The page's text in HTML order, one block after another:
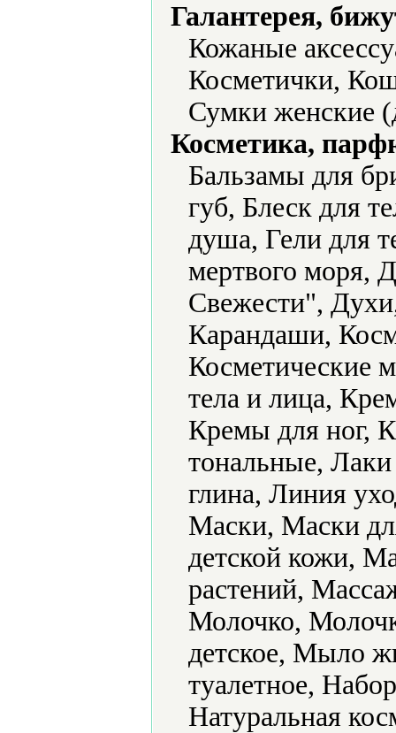
Галантерея,
Кожаные
Косметички,
Сумки женские
Косметика,
Бальзамы для
губ, Блеск для
душа, Гели для
мертвого моря,
Свежести",
Карандаши,
Косметические
тела и лица,
Кремы для ног,
тональные,
глина, Линия
Маски, Маски
детской кожи,
растений,
Молочко,
детское, Мыло
туалетное,
Натуральная